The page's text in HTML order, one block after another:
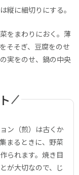
縦に細切りにする。
をまわりにおく。薄
そそぎ、豆腐をのせ
実をのせ、鍋の中央
ン（煎）は古くか
まるときに、野菜
られます。焼き目
が大切なので、じ